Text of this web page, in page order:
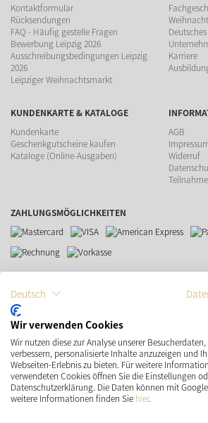
Kontaktformular
Rücksendungen
FAQ - Häufig gestelle Fragen
Bewerbung Leipzig 2026
Ausschreibungsbedingungen Leipzig
2026
Leipziger Weihnachtsmarkt
Karriere
KUNDENKARTE & KATALOGE
Kundenkarte
Geschenkgutscheine kaufen
Kataloge (Online-Ausgaben)
AGB
Widerruf
ZAHLUNGSMÖGLICHKEITEN
VERSAND SOCIAL
Deutsch
Wir verwenden Cookies
Wir nutzen diese zur Analyse unserer
verbessern, personalisierte Inhalte anzuzeigen und
Webseiten-Erlebnis zu bieten. Für weitere
verwendeten Cookies öffnen Sie die Einstellungen
Datenschutzerklärung. Die Daten können mit
weitere Informationen finden Sie hier.